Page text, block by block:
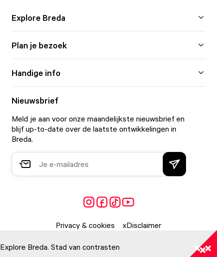
Explore Breda
Plan je bezoek
Handige info
Nieuwsbrief
Meld je aan voor onze maandelijkste nieuwsbrief en
blijf up-to-date over de laatste ontwikkelingen in
Breda.
Privacy & cookies Disclaimer
Explore Breda. Stad van contrasten